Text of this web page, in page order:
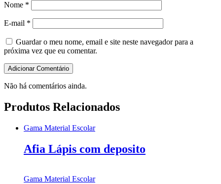
Nome *
E-mail *
Guardar o meu nome, email e site neste navegador para a
próxima vez que eu comentar.
Não há comentários ainda.
Produtos Relacionados
Gama Material Escolar
Afia Lápis com deposito
Gama Material Escolar